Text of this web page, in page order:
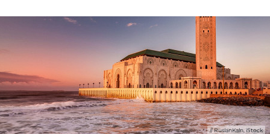
RuslanKaln, iStock